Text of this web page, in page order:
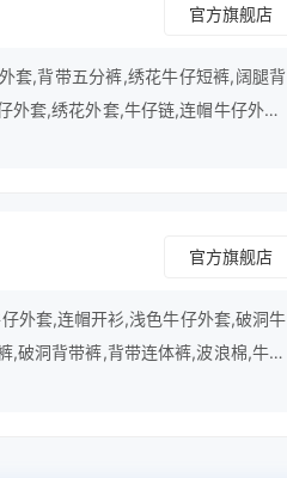
官方旗舰店
套,背带五分裤,绣花牛仔短裤,阔腿背
套,绣花外套,牛仔链,连帽牛仔外套,
官方旗舰店
外套,连帽开衫,浅色牛仔外套,破洞牛
,破洞背带裤,背带连体裤,波浪棉,牛仔